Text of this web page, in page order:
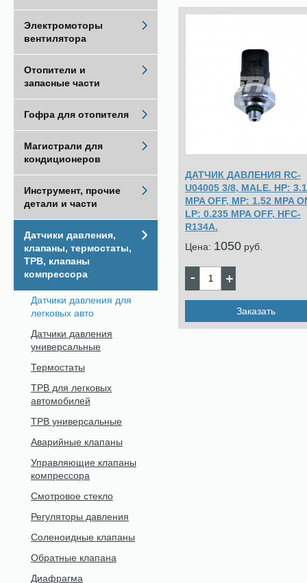
ДАТЧИК ДАВЛЕНИЯ RC-
U04005 3/8, MALE. HP:
MPA OFF, MP: 1.52 MPA
LP: 0.235 MPA OFF, HFC-
R134A.
Цена: 1050 pуб.
Заказать
Электромоторы
вентилятора
Отопители и
запасные части
Гофра для отопителя
Магистрали для
кондиционеров
Инструмент, прочие
детали и части
Датчики давления,
клапаны, термостаты,
ТРВ, клапаны
компрессора
Датчики давления для
легковых авто
Датчики давления
универсальные
Термостаты
ТРВ для легковых
автомобилей
ТРВ универсальные
Аварийные клапаны
Управляющие клапаны
компрессора
Смотровое стекло
Регуляторы давления
Соленоидные клапаны
Обратные клапана
Диафрагма